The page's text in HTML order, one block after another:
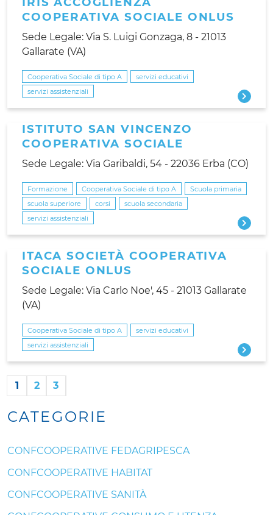
COOPERATIVA SOCIALE ONLUS
Sede Legale: Via S. Luigi Gonzaga, 8 - 21013
Gallarate (VA)
Cooperativa Sociale di tipo A
servizi educativi
servizi assistenziali
ISTITUTO SAN VINCENZO
COOPERATIVA SOCIALE
Sede Legale: Via Garibaldi, 54 - 22036 Erba (CO)
Formazione Cooperativa Sociale di tipo A
Scuola primaria
scuola superiore
corsi
scuola secondaria
servizi assistenziali
ITACA SOCIETÀ COOPERATIVA
SOCIALE ONLUS
Sede Legale: Via Carlo Noe', 45 - 21013 Gallarate
(VA)
Cooperativa Sociale di tipo A
servizi educativi
servizi assistenziali
1 2 3
CATEGORIE
CONFCOOPERATIVE FEDAGRIPESCA
CONFCOOPERATIVE HABITAT
CONFCOOPERATIVE SANITÀ